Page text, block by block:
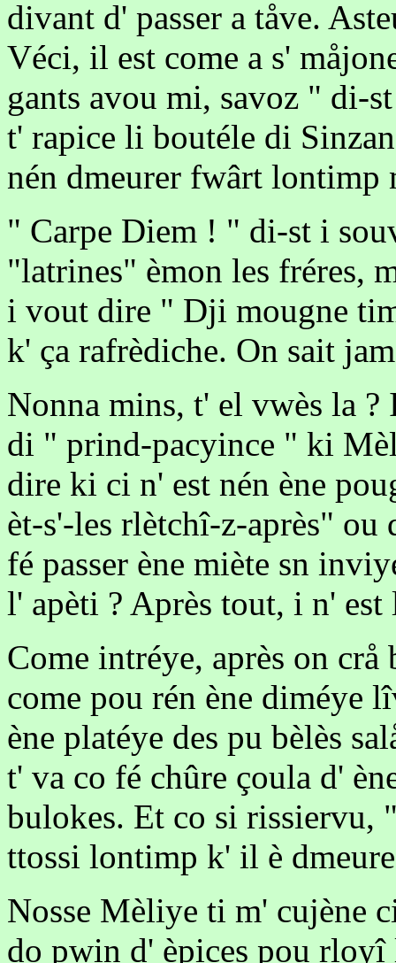
divant d' passer a tåve.
Véci, il est come a s'
gants avou mi, savoz " di-
t' rapice li boutéle di
nén dmeurer fwârt lontimp
" Carpe Diem ! " di-st i
"latrines" èmon les fréres,
i vout dire " Dji mougne
k' ça rafrèdiche. On sait
Nonna mins, t' el vwès la ?
di " prind-pacyince " ki
dire ki ci n' est nén ène
èt-s'-les rlètchî-z-après"
fé passer ène miète sn
l' apèti ? Après tout, i n'
Come intréye, après on
come pou rén ène diméye
ène platéye des pu bèlès
t' va co fé chûre çoula d'
bulokes. Et co si rissiervu,
ttossi lontimp k' il è
Nosse Mèliye ti m' cujène
do pwin d' èpices pou rloyî